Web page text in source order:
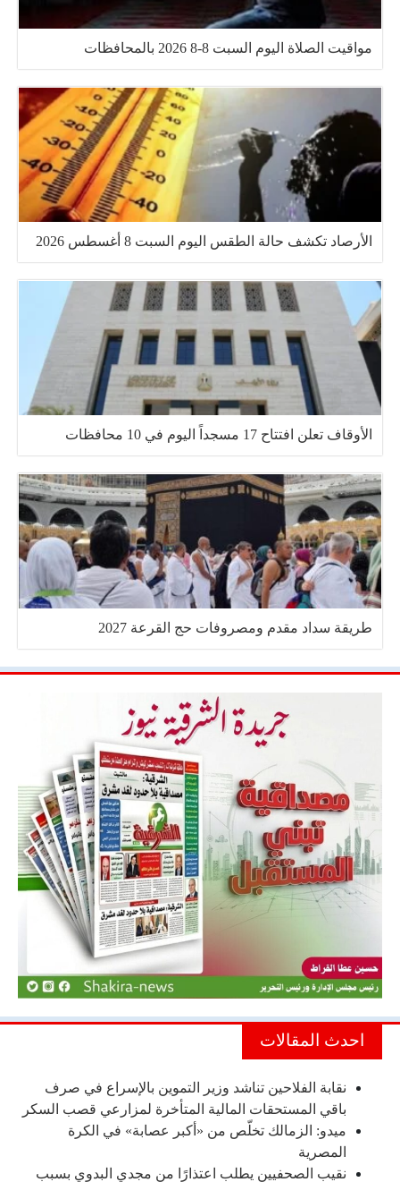
مواقيت الصلاة اليوم السبت 8-8 2026 بالمحافظات
الأرصاد تكشف حالة الطقس اليوم السبت 8 أغسطس 2026
الأوقاف تعلن افتتاح 17 مسجداً اليوم في 10 محافظات
طريقة سداد مقدم ومصروفات حج القرعة 2027
احدث المقالات
نقابة الفلاحين تناشد وزير التموين بالإسراع في صرف
باقي المستحقات المالية المتأخرة لمزارعي قصب السكر
ميدو: الزمالك تخلّص من «أكبر عصابة» في الكرة
المصرية
نقيب الصحفيين يطلب اعتذارًا من مجدي البدوي بسبب